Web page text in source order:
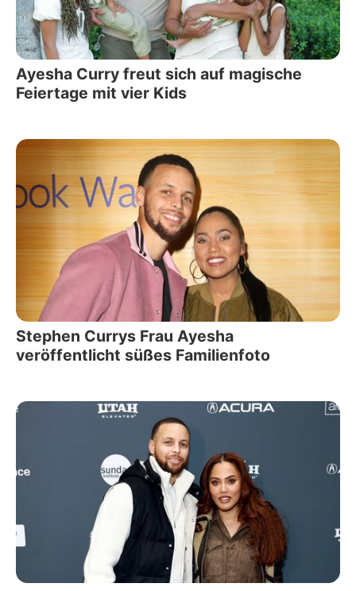
Ayesha Curry freut sich auf magische
Feiertage mit vier Kids
Stephen Currys Frau Ayesha
veröffentlicht süßes Familienfoto